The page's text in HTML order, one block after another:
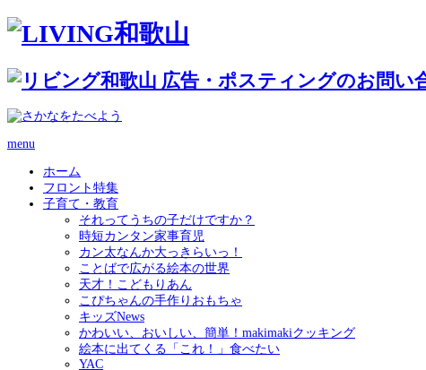
menu
ホーム
フロント特集
子育て・教育
それってうちの子だけですか？
時短カンタン家事育児
カン太なんか大っきらいっ！
ことばで広がる絵本の世界
天才！こどもりあん
こぴちゃんの手作りおもちゃ
キッズNews
かわいい、おいしい、簡単！makimakiクッキング
絵本に出てくる「これ！」食べたい
YAC